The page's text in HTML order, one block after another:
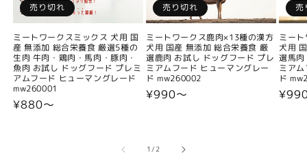
売り切れ
ミートワークスミックス 犬用 国
産 無添加 総合栄養食 厳選5種の
生肉 牛肉・鶏肉・馬肉・豚肉・
魚肉 お試し ドッグフード プレミ
アムフード ヒューマングレード
mw260001
通
¥880〜
売り切れ
ミートワークス鹿肉×13種の漢方
犬用 国産 無添加 総合栄養食 厳
選鹿肉 お試し ドッグフード プレ
ミアムフード ヒューマングレー
ド mw260002
通
¥990〜
売
ミー
犬用
選馬
ミア
ド
通
1/の
2